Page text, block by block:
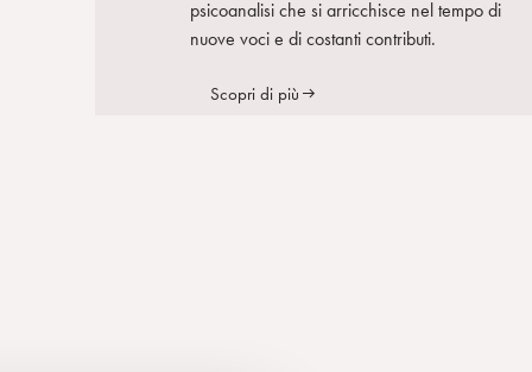
psicoanalisi che si arricchisce nel tempo di
nuove voci e di costanti contributi.
Scopri di più